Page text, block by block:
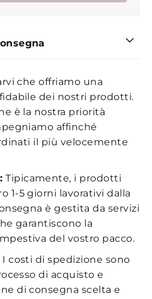
che offriamo una
dei nostri prodotti.
è la nostra priorità
affinché
il più velocemente
Tipicamente, i prodotti
1-5 giorni lavorativi dalla
è gestita da servizi
garantiscono la
del vostro pacco.
I costi di spedizione sono
di acquisto e
di consegna scelta e